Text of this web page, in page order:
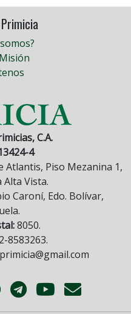
C.A.
4
Atlantis, Piso Mezanina 1,
Alta Vista.
Caroní, Edo. Bolívar,
8050.
8583263.